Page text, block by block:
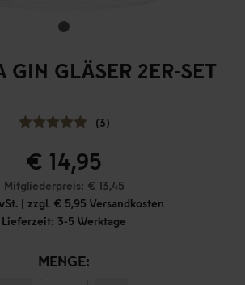
GIN GLÄSER 2ER-SET
(3)
€ 14,95
Mitgliederpreis: € 13,45
| zzgl. € 5,95 Versandkosten
Lieferzeit: 3-5 Werktage
MENGE: